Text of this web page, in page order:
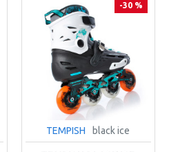
-30 %
TEMPISH black ice